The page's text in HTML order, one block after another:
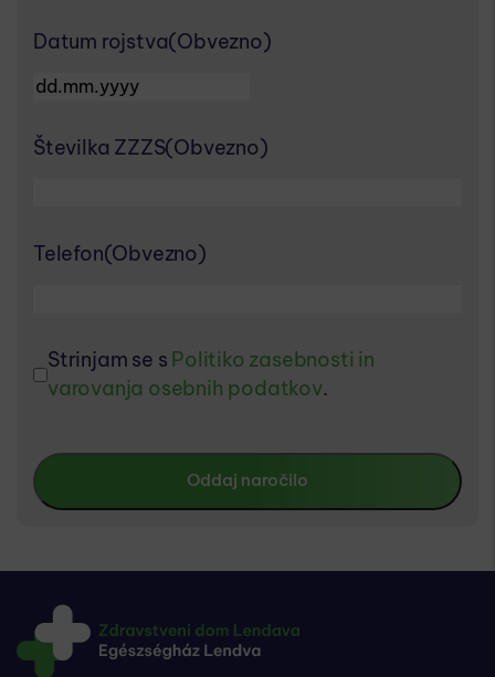
Datum rojstva(Obvezno)
DD dot MM dot YYYY
Številka ZZZS(Obvezno)
Telefon(Obvezno)
Strinjam se s Politiko zasebnosti in
varovanja osebnih podatkov.